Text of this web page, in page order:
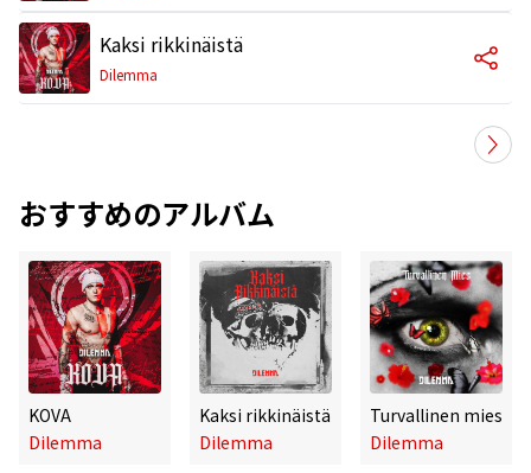
Kaksi rikkinäistä
Dilemma
おすすめのアルバム
KOVA
Dilemma
Kaksi rikkinäistä
Dilemma
Turvallinen mies
Dilemma